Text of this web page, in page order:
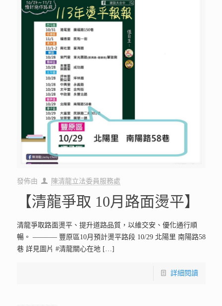
發佈由 陳清龍立法委員服務處
【清龍爭取 10月路面燙平】
清龍爭取路面燙平、提升道路品質，以維交安、優化通行順
暢。 ———– 豐原區10月預計燙平路段 10/29 北陽里 南陽路58
巷 詳見圖片 #清龍關心在地[…]
詳細閱讀